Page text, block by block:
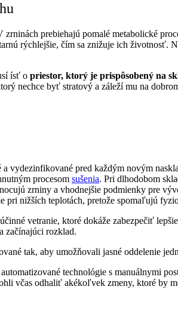
zrninách prebiehajú pomalé metabolické
rýchlejšie, čím sa znižuje ich
ísť o priestor, ktorý je prispôsobený na
nechce byť stratový a záleží mu na
vydezinfikované pred každým novým
procesom sušenia. Pri dlhodobom
zrniny a vhodnejšie podmienky pre
pri nižších teplotách, pretože spomaľujú
vetranie, ktoré dokáže zabezpečiť
začínajúci rozklad.
tak, aby umožňovali jasné oddelenie
technológie s manuálnymi
včas odhaliť akékoľvek zmeny, ktoré by